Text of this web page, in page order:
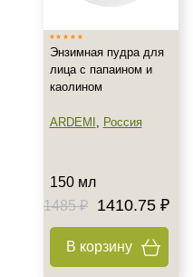
Любой возраст
Любой возраст (от 18 лет)
После 20
Действие
Матирование
Обезжиривание
Показать еще
Назначение против
Энзимная пудра для
лица с папаином и
каолином
ARDEMI , Россия
150 мл
1485 ₽
1410.75 ₽
В корзину